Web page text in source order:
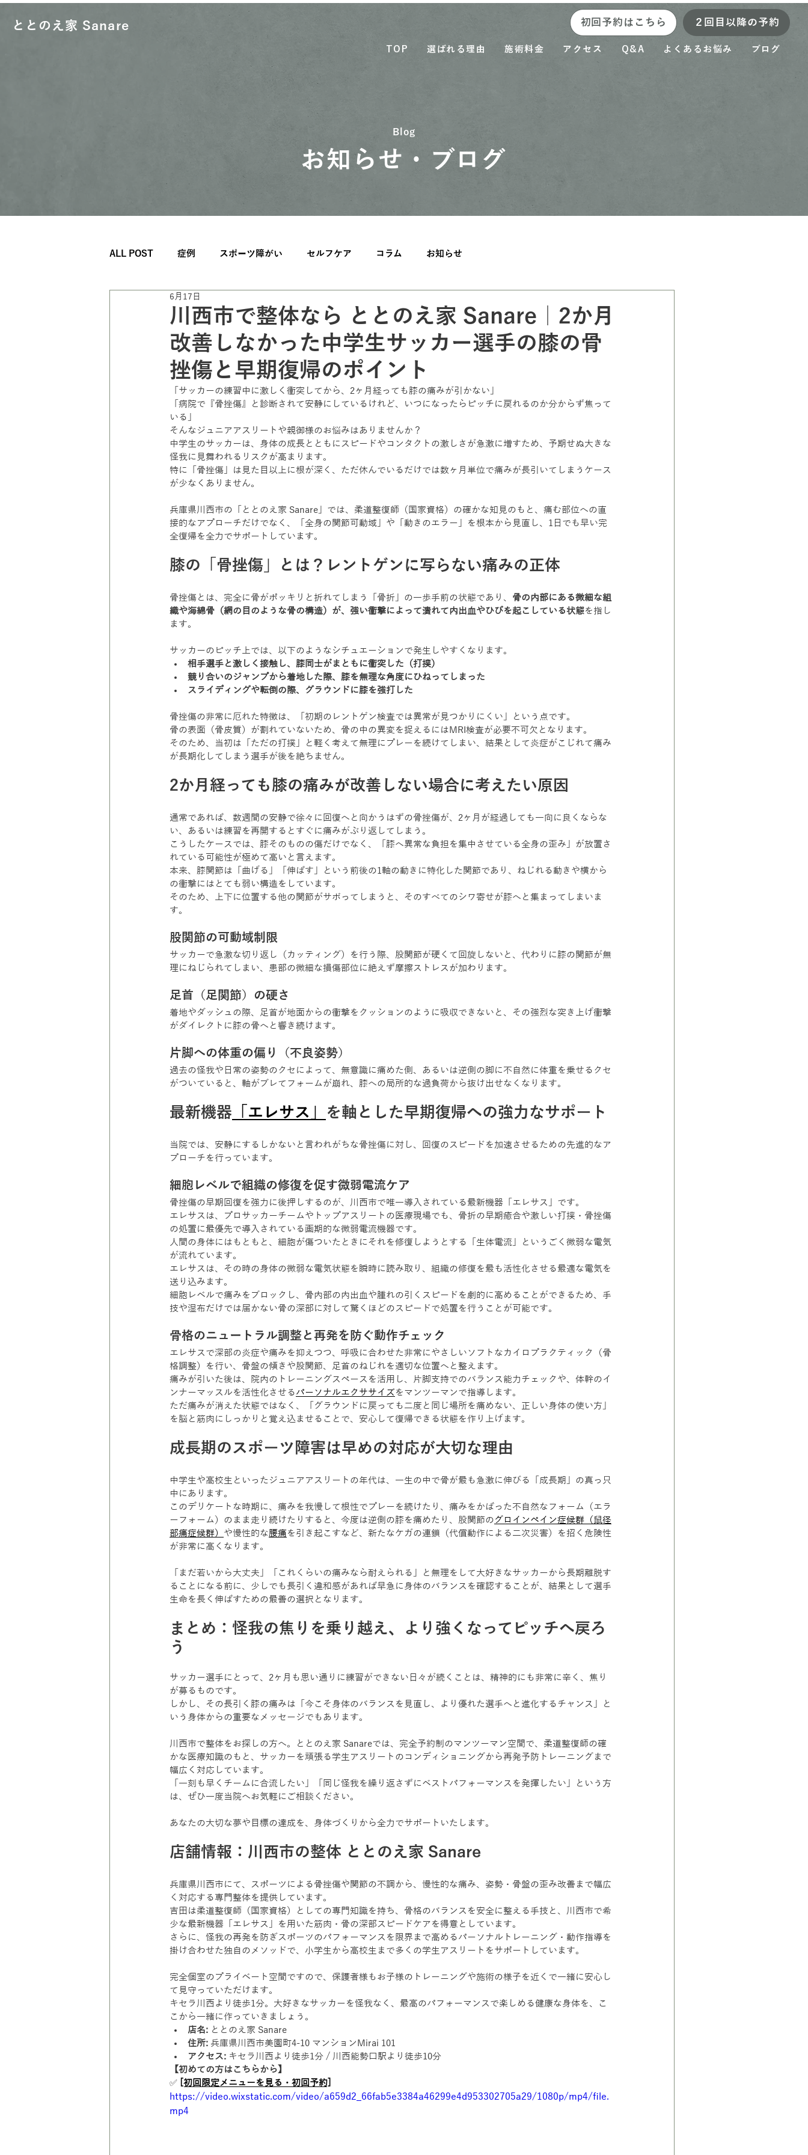
ととのえ家 Sanare 初回予約はこちら ２回目以降の予約
TOP 選ばれる理由 施術料金 アクセス Q&A よくあるお悩み ブログ
Blog
お知らせ・ブログ
ALL POST 症例 スポーツ障がい セルフケア コラム お知らせ
川西市で整体なら ととのえ家 Sanare｜2か月
改善しなかった中学生サッカー選手の膝の骨
挫傷と早期復帰のポイント
6月17日
「サッカーの練習中に激しく衝突してから、2ヶ月経っても膝の痛みが引かない」
「病院で『骨挫傷』と診断されて安静にしているけれど、いつになったらピッチに戻れるのか分からず焦って
いる」
そんなジュニアアスリートや親御様のお悩みはありませんか？
中学生のサッカーは、身体の成長とともにスピードやコンタクトの激しさが急激に増すため、予期せぬ大きな
怪我に見舞われるリスクが高まります。
特に「骨挫傷」は見た目以上に根が深く、ただ休んでいるだけでは数ヶ月単位で痛みが長引いてしまうケース
が少なくありません。
兵庫県川西市の「ととのえ家 Sanare」では、柔道整復師（国家資格）の確かな知見のもと、痛む部位への直
接的なアプローチだけでなく、「全身の関節可動域」や「動きのエラー」を根本から見直し、1日でも早い完
全復帰を全力でサポートしています。
膝の「骨挫傷」とは？レントゲンに写らない痛みの正体
骨挫傷とは、完全に骨がポッキリと折れてしまう「骨折」の一歩手前の状態であり、 骨の内部にある微細な組
織や海綿骨（網の目のような骨の構造）が、強い衝撃によって潰れて内出血やひびを起こしている状態を指し
ます。
サッカーのピッチ上では、以下のようなシチュエーションで発生しやすくなります。
相手選手と激しく接触し、膝同士がまともに衝突した（打撲）
競り合いのジャンプから着地した際、膝を無理な角度にひねってしまった
スライディングや転倒の際、グラウンドに膝を強打した
骨挫傷の非常に厄れた特徴は、「初期のレントゲン検査では異常が見つかりにくい」という点です。
骨の表面（骨皮質）が割れていないため、骨の中の異変を捉えるにはMRI検査が必要不可欠となります。
そのため、当初は「ただの打撲」と軽く考えて無理にプレーを続けてしまい、結果として炎症がこじれて痛み
が長期化してしまう選手が後を絶ちません。
2か月経っても膝の痛みが改善しない場合に考えたい原因
通常であれば、数週間の安静で徐々に回復へと向かうはずの骨挫傷が、2ヶ月が経過しても一向に良くならな
い、あるいは練習を再開するとすぐに痛みがぶり返してしまう。
こうしたケースでは、膝そのものの傷だけでなく、「膝へ異常な負担を集中させている全身の歪み」が放置さ
れている可能性が極めて高いと言えます。
本来、膝関節は「曲げる」「伸ばす」という前後の1軸の動きに特化した関節であり、ねじれる動きや横から
の衝撃にはとても弱い構造をしています。
そのため、上下に位置する他の関節がサボってしまうと、そのすべてのシワ寄せが膝へと集まってしまいま
す。
股関節の可動域制限
サッカーで急激な切り返し（カッティング）を行う際、股関節が硬くて回旋しないと、代わりに膝の関節が無
理にねじられてしまい、患部の微細な損傷部位に絶えず摩擦ストレスが加わります。
足首（足関節）の硬さ
着地やダッシュの際、足首が地面からの衝撃をクッションのように吸収できないと、その強烈な突き上げ衝撃
がダイレクトに膝の骨へと響き続けます。
片脚への体重の偏り（不良姿勢）
過去の怪我や日常の姿勢のクセによって、無意識に痛めた側、あるいは逆側の脚に不自然に体重を乗せるクセ
がついていると、軸がブレてフォームが崩れ、膝への局所的な過負荷から抜け出せなくなります。
最新機器 「エレサス」 を軸とした早期復帰への強力なサポート
当院では、安静にするしかないと言われがちな骨挫傷に対し、回復のスピードを加速させるための先進的なア
プローチを行っています。
細胞レベルで組織の修復を促す微弱電流ケア
骨挫傷の早期回復を強力に後押しするのが、川西市で唯一導入されている最新機器「エレサス」です。
エレサスは、プロサッカーチームやトップアスリートの医療現場でも、骨折の早期癒合や激しい打撲・骨挫傷
の処置に最優先で導入されている画期的な微弱電流機器です。
人間の身体にはもともと、細胞が傷ついたときにそれを修復しようとする「生体電流」というごく微弱な電気
が流れています。
エレサスは、その時の身体の微弱な電気状態を瞬時に読み取り、組織の修復を最も活性化させる最適な電気を
送り込みます。
細胞レベルで痛みをブロックし、骨内部の内出血や腫れの引くスピードを劇的に高めることができるため、手
技や湿布だけでは届かない骨の深部に対して驚くほどのスピードで処置を行うことが可能です。
骨格のニュートラル調整と再発を防ぐ動作チェック
エレサスで深部の炎症や痛みを抑えつつ、呼吸に合わせた非常にやさしいソフトなカイロプラクティック（骨
格調整）を行い、骨盤の傾きや股関節、足首のねじれを適切な位置へと整えます。
痛みが引いた後は、院内のトレーニングスペースを活用し、片脚支持でのバランス能力チェックや、体幹のイ
ンナーマッスルを活性化させるパーソナルエクササイズをマンツーマンで指導します。
ただ痛みが消えた状態ではなく、「グラウンドに戻っても二度と同じ場所を痛めない、正しい身体の使い方」
を脳と筋肉にしっかりと覚え込ませることで、安心して復帰できる状態を作り上げます。
成長期のスポーツ障害は早めの対応が大切な理由
中学生や高校生といったジュニアアスリートの年代は、一生の中で骨が最も急激に伸びる「成長期」の真っ只
中にあります。
このデリケートな時期に、痛みを我慢して根性でプレーを続けたり、痛みをかばった不自然なフォーム（エラ
ーフォーム）のまま走り続けたりすると、今度は逆側の膝を痛めたり、股関節のグロインペイン症候群（鼠径
部痛症候群） や慢性的な腰痛を引き起こすなど、新たなケガの連鎖（代償動作による二次災害）を招く危険性
が非常に高くなります。
「まだ若いから大丈夫」「これくらいの痛みなら耐えられる」と無理をして大好きなサッカーから長期離脱す
ることになる前に、少しでも長引く違和感があれば早急に身体のバランスを確認することが、結果として選手
生命を長く伸ばすための最善の選択となります。
まとめ：怪我の焦りを乗り越え、より強くなってピッチへ戻ろ
う
サッカー選手にとって、2ヶ月も思い通りに練習ができない日々が続くことは、精神的にも非常に辛く、焦り
が募るものです。
しかし、その長引く膝の痛みは「今こそ身体のバランスを見直し、より優れた選手へと進化するチャンス」と
いう身体からの重要なメッセージでもあります。
川西市で整体をお探しの方へ。ととのえ家 Sanareでは、完全予約制のマンツーマン空間で、柔道整復師の確
かな医療知識のもと、サッカーを頑張る学生アスリートのコンディショニングから再発予防トレーニングまで
幅広く対応しています。
「一刻も早くチームに合流したい」「同じ怪我を繰り返さずにベストパフォーマンスを発揮したい」という方
は、ぜひ一度当院へお気軽にご相談ください。
あなたの大切な夢や目標の達成を、身体づくりから全力でサポートいたします。
店舗情報：川西市の整体 ととのえ家 Sanare
兵庫県川西市にて、スポーツによる骨挫傷や関節の不調から、慢性的な痛み、姿勢・骨盤の歪み改善まで幅広
く対応する専門整体を提供しています。
吉田は柔道整復師（国家資格）としての専門知識を持ち、骨格のバランスを安全に整える手技と、川西市で希
少な最新機器「エレサス」を用いた筋肉・骨の深部スピードケアを得意としています。
さらに、怪我の再発を防ぎスポーツのパフォーマンスを限界まで高めるパーソナルトレーニング・動作指導を
掛け合わせた独自のメソッドで、小学生から高校生まで多くの学生アスリートをサポートしています。
完全個室のプライベート空間ですので、保護者様もお子様のトレーニングや施術の様子を近くで一緒に安心し
て見守っていただけます。
キセラ川西より徒歩1分。大好きなサッカーを怪我なく、最高のパフォーマンスで楽しめる健康な身体を、こ
こから一緒に作っていきましょう。
店名: ととのえ家 Sanare
住所: 兵庫県川西市美園町4-10 マンションMirai 101
アクセス: キセラ川西より徒歩1分 / 川西能勢口駅より徒歩10分
【初めての方はこちらから】
✅
[初回限定メニューを見る・初回予約]
https://video.wixstatic.com/video/a659d2_66fab5e3384a46299e4d953302705a29/1080p/mp4/file.
mp4